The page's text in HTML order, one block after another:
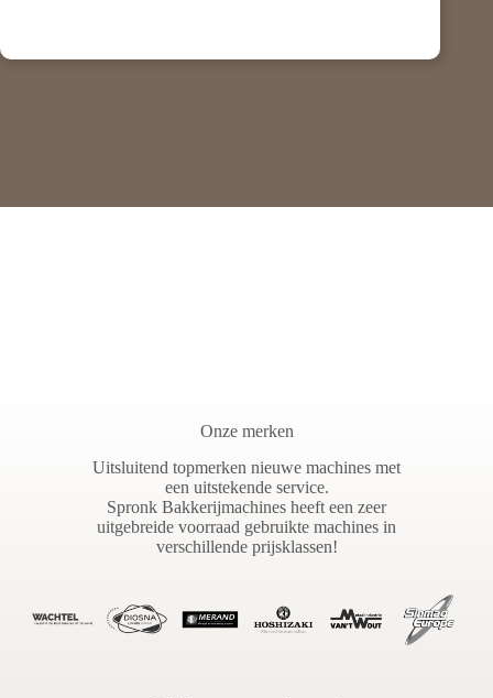
Onze merken
Uitsluitend topmerken nieuwe machines met
een uitstekende service.
Spronk Bakkerijmachines heeft een zeer
uitgebreide voorraad gebruikte machines in
verschillende prijsklassen!